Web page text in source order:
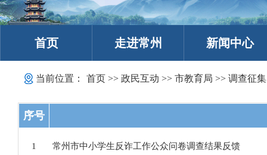
首页 走进常州 新闻中心
当前位置： 首页 >> 政民互动 >> 市教育局 >> 调查征集
序号
1 常州市中小学生反诈工作公众问卷调查结果反馈